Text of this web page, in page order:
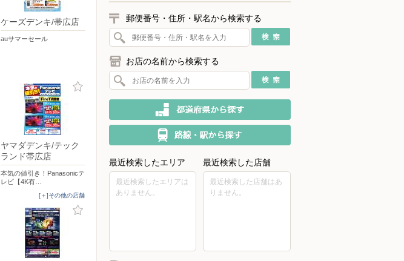
ケーズデンキ/帯広店
auサマーセール
ヤマダデンキ/テック
ランド帯広店
本気の値引き！Panasonicテ
レビ【4K有…
[＋]その他の店舗
郵便番号・住所・駅名から検索する
お店の名前から検索する
最近検索したエリア
最近検索したエリアは
ありません。
最近検索した店舗
最近検索した店舗はあ
りません。